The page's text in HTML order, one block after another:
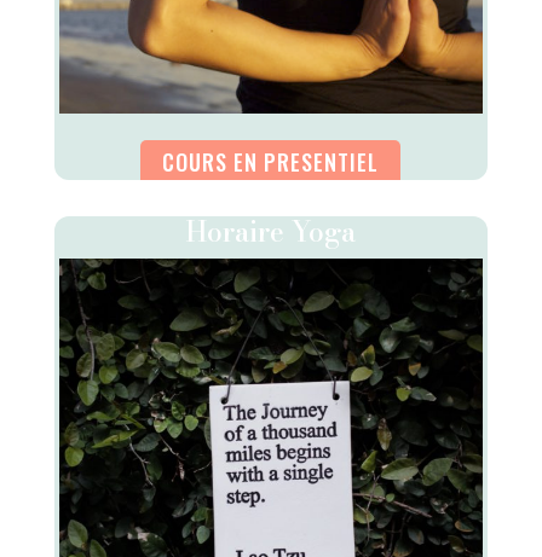
COURS EN PRESENTIEL
Horaire Yoga